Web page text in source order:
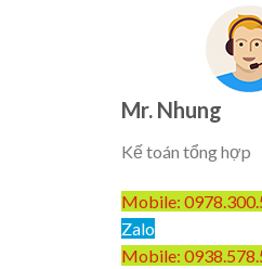
Mr. Nhung
Kế toán tổng hợp
Mobile:
Zalo
Mobile: